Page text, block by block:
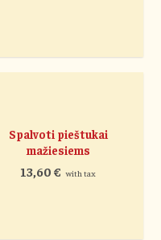
Spalvoti pieštukai
mažiesiems
13,60€ with tax